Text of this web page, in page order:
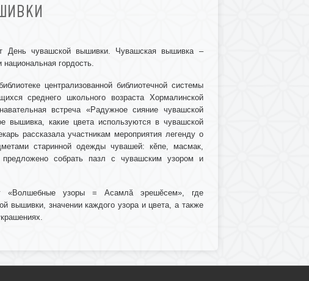
День чувашской вышивки. Чувашская вышивка –
национальная гордость.
централизованной библиотечной системы
среднего школьного возраста Хормалинской
встреча «Радужное сияние чувашской
вышивка, какие цвета используются в чувашской
рассказала участникам мероприятия легенду о
старинной одежды чувашей: кĕпе, масмак,
собрать пазл с чувашским узором и
«Волшебные узоры = Асамлă эрешĕсем», где
вышивки, значении каждого узора и цвета, а также